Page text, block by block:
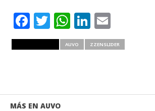
Facebook
Twitter
WhatsApp
LinkedIn
Email
AUVO ZZENSLIDER
MÁS EN AUVO